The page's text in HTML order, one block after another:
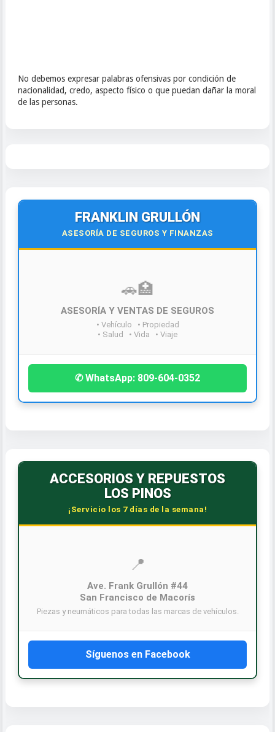
No debemos expresar palabras ofensivas por condición de
nacionalidad, credo, aspecto físico o que puedan dañar la moral
de las personas.
FRANKLIN GRULLÓN
ASESORÍA DE SEGUROS Y FINANZAS
🚗️🏥
ASESORÍA Y VENTAS DE SEGUROS
• Salud • Vida • Viaje
¡Contáctanos hoy!
✆ WhatsApp: 809-604-0352
ACCESORIOS Y REPUESTOS
LOS PINOS
¡Servicio los 7 días de la semana!
📍
San Francisco de Macorís
Síguenos en Facebook